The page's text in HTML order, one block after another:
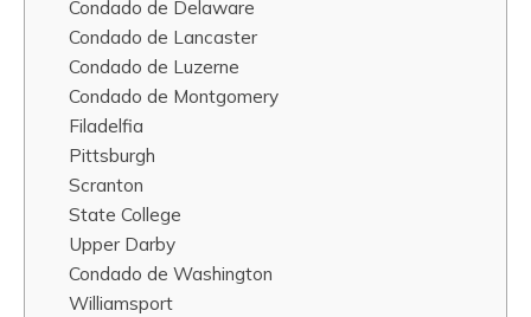
Condado de Delaware
Condado de Lancaster
Condado de Luzerne
Condado de Montgomery
Filadelfia
Pittsburgh
Scranton
State College
Upper Darby
Condado de Washington
Williamsport